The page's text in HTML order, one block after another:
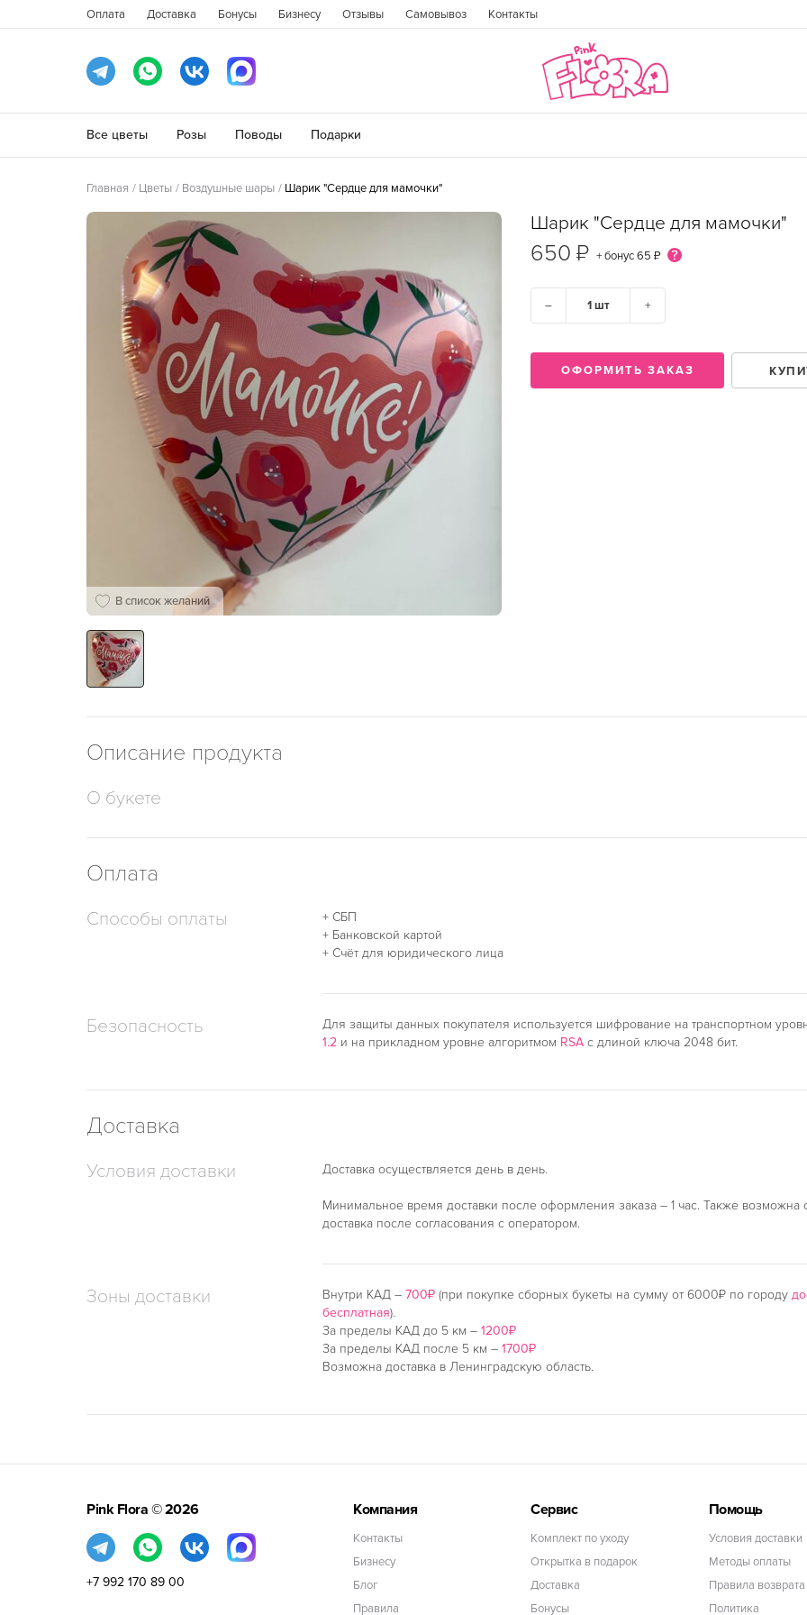
Оплата Доставка Бонусы Бизнесу Отзывы Самовывоз Контакты
Все цветы Розы Поводы Подарки
Главная Цветы Воздушные шары Шарик "Сердце для мамочки"
В список желаний
Шарик "Сердце для мамочки"
650 ₽ + бонус65 ₽
– +
ГОРОД
ОФОРМИТЬ ЗАКАЗ
Описание продукта
О букете
Оплата
Способы оплаты
+ СБП
+ Банковской картой
+ Счёт для юридического лица
Безопасность Для защиты данных покупателя используется шифрование на транспортном
1.2 и на прикладном уровне алгоритмом RSA с длиной ключа 2048 бит.
Доставка
Условия доставки Доставка осуществляется день в день.
Минимальное время доставки после оформления заказа – 1 час. Также возможна
доставка после согласования с оператором.
Зоны доставки Внутри КАД – 700₽ (при покупке сборных букеты на сумму от 6000₽ по городу
бесплатная).
За пределы КАД до 5 км – 1200₽
За пределы КАД после 5 км – 1700₽
Возможна доставка в Ленинградскую область.
Pink Flora © 2026
+7 992 170 89 00
Компания
Контакты
Бизнесу
Блог
Правила
Сервис
Комплект по уходу
Открытка в подарок
Доставка
Бонусы
Помощь
Условия доставки
Методы оплаты
Правила возврата
Политика